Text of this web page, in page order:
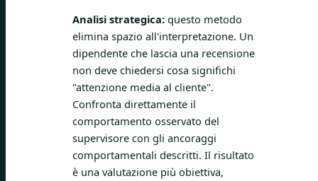
Analisi strategica: questo metodo
elimina spazio all'interpretazione. Un
dipendente che lascia una recensione
non deve chiedersi cosa significhi
"attenzione media al cliente".
Confronta direttamente il
comportamento osservato del
supervisore con gli ancoraggi
comportamentali descritti. Il risultato
è una valutazione più obiettiva,